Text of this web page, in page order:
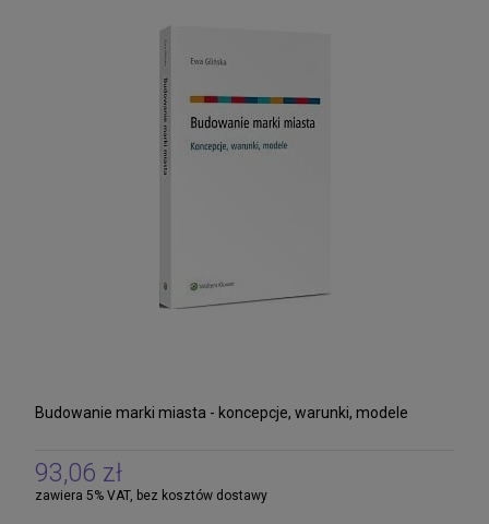
Aplikacja radcowska i adwokacka. Skrypt z
aktów prawnych na egzamin wstępny 2026
127,88 zł
Cena regularna:139,00 zł
Najniższa cena:139,00 zł
Budowanie marki miasta - koncepcje, warunki, modele
93,06 zł
zawiera 5% VAT, bez kosztów dostawy